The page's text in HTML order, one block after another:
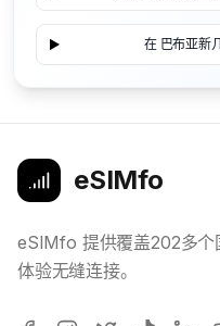
在 巴布亚新
eSIMfo
eSIMfo 提供覆盖202多
体验无缝连接。